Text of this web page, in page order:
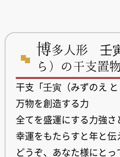
博多人形 壬
ら）の干支置
干支「壬寅（みずのえ と
万物を創造する力
全てを盛運にする力強さ
幸運をもたらすと年と
どうぞ、あなた様にと